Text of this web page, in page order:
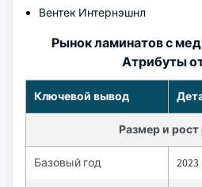
Вентек Интернэшнл
Рынок ламинатов с
Атрибуты
Ключевой вывод
Размер и
Базовый год 2023